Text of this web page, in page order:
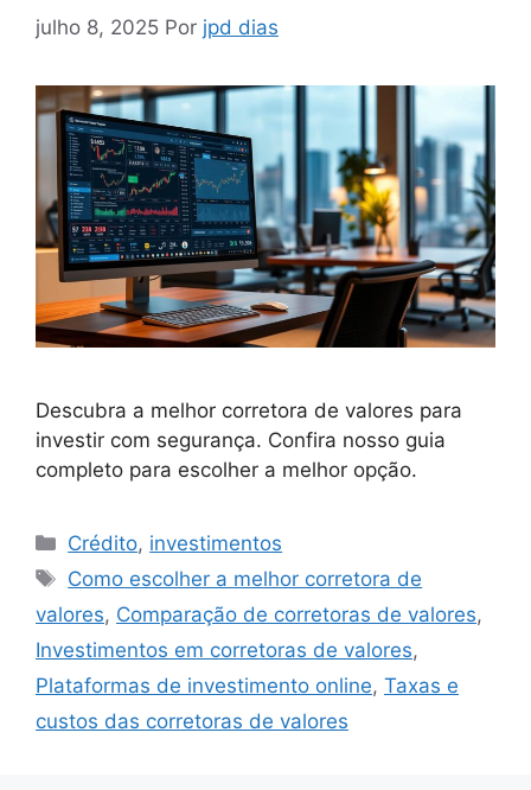
julho 8, 2025 Por jpd dias
Descubra a melhor corretora de valores para
investir com segurança. Confira nosso guia
completo para escolher a melhor opção.
Categorias
Crédito, investimentos
Tags
Como escolher a melhor corretora de
valores, Comparação de corretoras de valores,
Investimentos em corretoras de valores,
Plataformas de investimento online, Taxas e
custos das corretoras de valores